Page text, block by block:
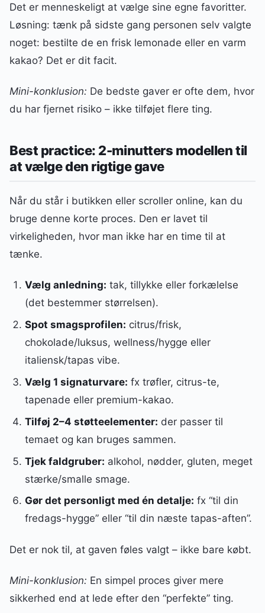
Det er menneskeligt at vælge sine egne favoritter.
Løsning: tænk på sidste gang personen selv valgte
noget: bestilte de en frisk lemonade eller en varm
kakao? Det er dit facit.
Mini-konklusion: De bedste gaver er ofte dem, hvor
du har fjernet risiko – ikke tilføjet flere ting.
Best practice: 2-minutters modellen til
at vælge den rigtige gave
Når du står i butikken eller scroller online, kan du
bruge denne korte proces. Den er lavet til
virkeligheden, hvor man ikke har en time til at
tænke.
Vælg anledning: tak, tillykke eller forkælelse
(det bestemmer størrelsen).
Spot smagsprofilen: citrus/frisk,
chokolade/luksus, wellness/hygge eller
italiensk/tapas vibe.
Vælg 1 signaturvare: fx trøfler, citrus-te,
tapenade eller premium-kakao.
Tilføj 2–4 støtteelementer: der passer til
temaet og kan bruges sammen.
Tjek faldgruber: alkohol, nødder, gluten, meget
stærke/smalle smage.
Gør det personligt med én detalje: fx “til din
fredags-hygge” eller “til din næste tapas-aften”.
Det er nok til, at gaven føles valgt – ikke bare købt.
Mini-konklusion: En simpel proces giver mere
sikkerhed end at lede efter den “perfekte” ting.